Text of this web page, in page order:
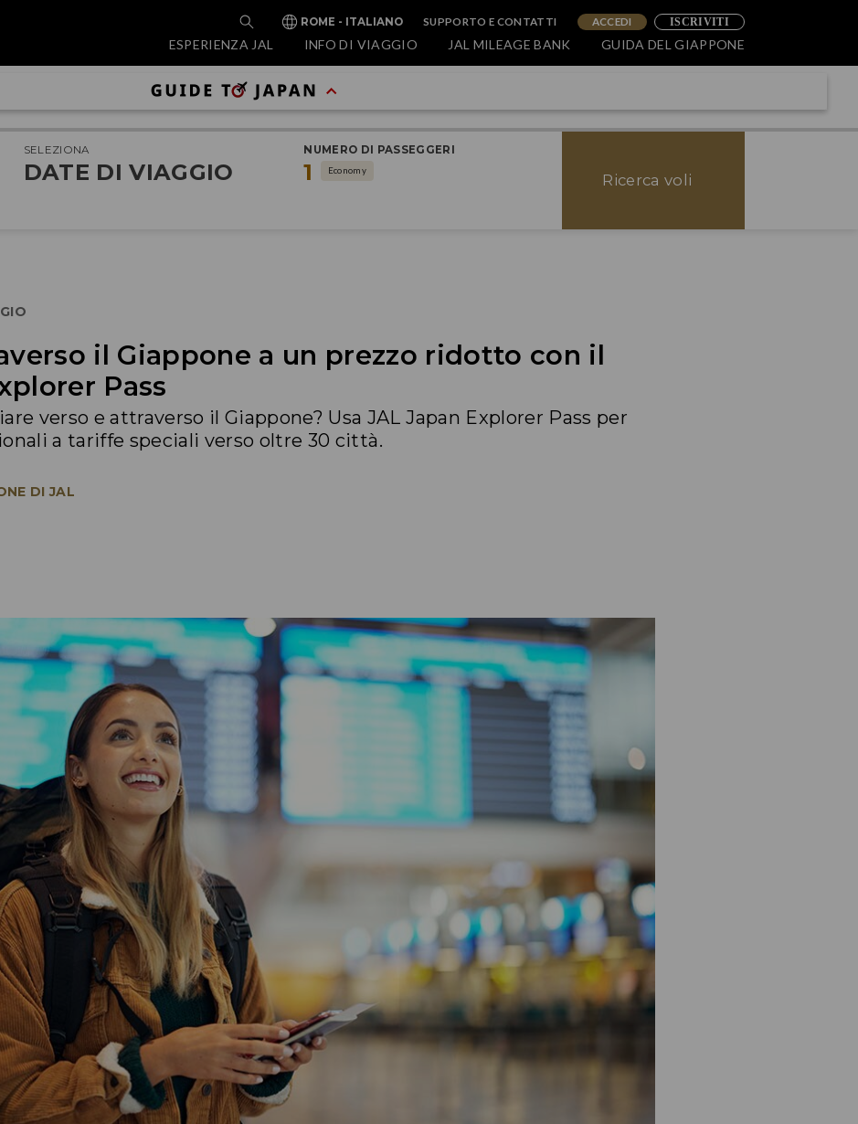
ROME - ITALIANO SUPPORTO E CONTATTI ACCEDI ISCRIVITI
ESPERIENZA JAL INFO DI VIAGGIO JAL MILEAGE BANK GUIDA DEL GIAPPONE
SELEZIONA
DATE DI VIAGGIO
NUMERO DI PASSEGGERI
1 Economy
Ricerca voli
il Giappone a un prezzo ridotto con il
Pass
verso e attraverso il Giappone? Usa JAL Japan Explorer Pass per
a tariffe speciali verso oltre 30 città.
DI JAL